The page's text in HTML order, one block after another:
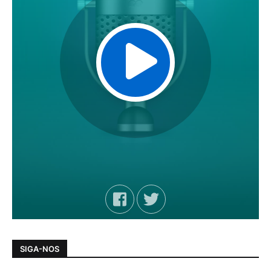
SIGA-NOS